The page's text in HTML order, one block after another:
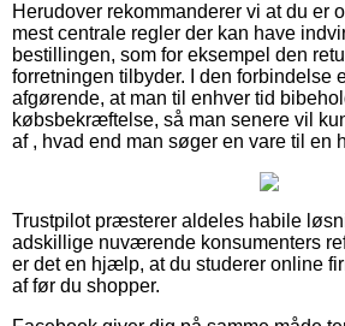
Herudover rekommanderer vi at du er
mest centrale regler der kan have
bestillingen, som for eksempel den
forretningen tilbyder. I den forbindelse
afgørende, at man til enhver tid
købsbekræftelse, så man senere vil
af , hvad end man søger en vare til en
Trustpilot præsterer aldeles habile
adskillige nuværende konsumenters
er det en hjælp, at du studerer online
af før du shopper.